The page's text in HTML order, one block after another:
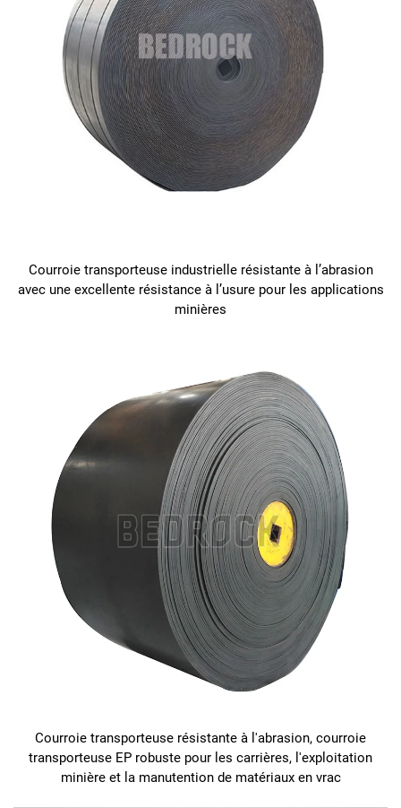
Courroie transporteuse industrielle résistante à l’abrasion
avec une excellente résistance à l’usure pour les applications
minières
Courroie transporteuse résistante à l'abrasion, courroie
transporteuse EP robuste pour les carrières, l'exploitation
minière et la manutention de matériaux en vrac